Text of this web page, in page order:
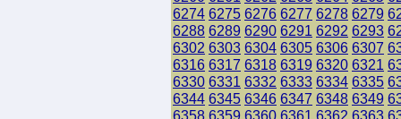
6274 6275 6276 6277 6278 6279
6288 6289 6290 6291 6292 6293
6302 6303 6304 6305 6306 6307
6316 6317 6318 6319 6320 6321
6330 6331 6332 6333 6334 6335
6344 6345 6346 6347 6348 6349
6358 6359 6360 6361 6362 6363